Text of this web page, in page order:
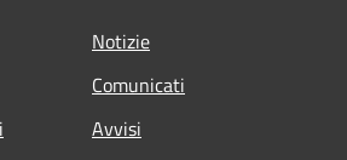
Notizie
Comunicati
Avvisi